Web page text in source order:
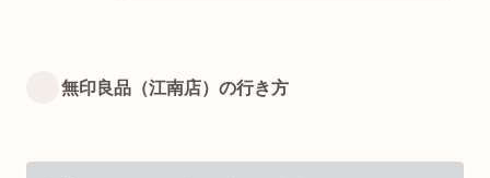
無印良品（江南店）の行き方